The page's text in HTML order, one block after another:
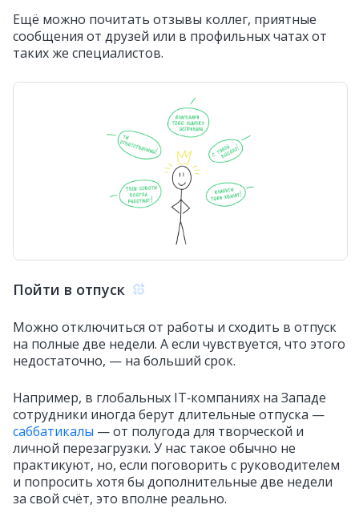
Ещё можно почитать отзывы коллег, приятные
сообщения от друзей или в профильных чатах от
таких же специалистов.
Пойти в отпуск
Можно отключиться от работы и сходить в отпуск
на полные две недели. А если чувствуется, что этого
недостаточно, — на больший срок.
Например, в глобальных IT‑компаниях на Западе
сотрудники иногда берут длительные отпуска —
саббатикалы — от полугода для творческой и
личной перезагрузки. У нас такое обычно не
практикуют, но, если поговорить с руководителем
и попросить хотя бы дополнительные две недели
за свой счёт, это вполне реально.